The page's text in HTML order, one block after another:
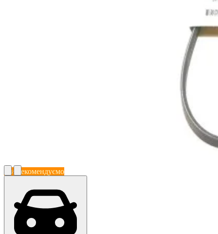
Ми рекомендуємо